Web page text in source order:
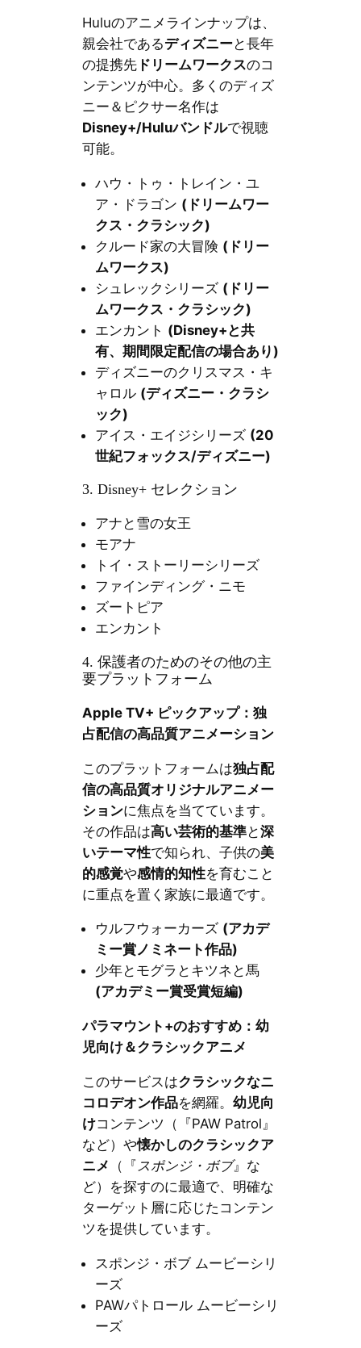
Huluのアニメラインナップは、
親会社であるディズニーと長年
の提携先ドリームワークスのコ
ンテンツが中心。多くのディズ
ニー＆ピクサー名作は
Disney+/Huluバンドルで視聴
可能。
ハウ・トゥ・トレイン・ユ
ア・ドラゴン (ドリームワー
クス・クラシック)
クルード家の大冒険 (ドリー
ムワークス)
シュレックシリーズ (ドリー
ムワークス・クラシック)
エンカント (Disney+と共
有、期間限定配信の場合あり)
ディズニーのクリスマス・キ
ャロル (ディズニー・クラシ
ック)
アイス・エイジシリーズ (20
世紀フォックス/ディズニー)
3. Disney+ セレクション
アナと雪の女王
モアナ
トイ・ストーリーシリーズ
ファインディング・ニモ
ズートピア
エンカント
4. 保護者のためのその他の主
要プラットフォーム
Apple TV+ ピックアップ：独
占配信の高品質アニメーション
このプラットフォームは独占配
信の高品質オリジナルアニメー
ションに焦点を当てています。
その作品は高い芸術的基準と深
いテーマ性で知られ、子供の美
的感覚や感情的知性を育むこと
に重点を置く家族に最適です。
ウルフウォーカーズ (アカデ
ミー賞ノミネート作品)
少年とモグラとキツネと馬
(アカデミー賞受賞短編)
パラマウント+のおすすめ：幼
児向け＆クラシックアニメ
このサービスはクラシックなニ
コロデオン作品を網羅。 幼児向
けコンテンツ（『PAW Patrol』
など）や懐かしのクラシックア
ニメ （『 スポンジ・ボブ』な
ど）を探すのに最適で、明確な
ターゲット層に応じたコンテン
ツを提供しています。
スポンジ・ボブ ムービーシリ
ーズ
PAWパトロール ムービーシリ
ーズ